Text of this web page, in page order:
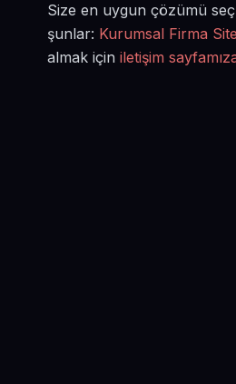
Size en uygun çözümü
şunlar: Kurumsal Firma
almak için iletişim